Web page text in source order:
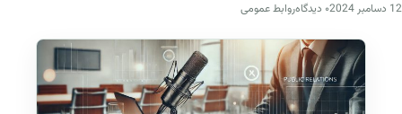
12 دسامبر 2024 ۰ دیدگاه روابط عمومی